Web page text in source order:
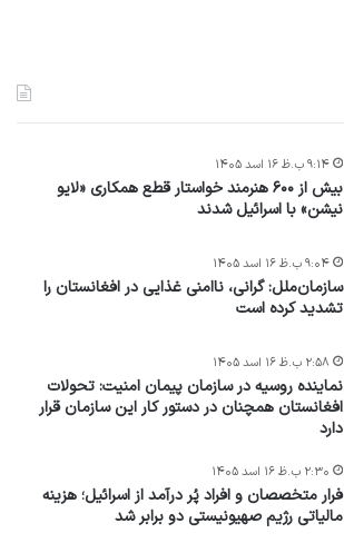
بیش از ۶۰۰ هنرمند خواستار قطع همکاری «لایو
نیشن» با اسرائیل شدند
۹:۱۴ ب.ظ ۱۶ اسد ۱۴۰۵
سازمان‌ملل: گرانی، ناامنی غذایی در افغانستان را
تشدید کرده است
۹:۰۴ ب.ظ ۱۶ اسد ۱۴۰۵
نماینده روسیه در سازمان پیمان امنیت: تحولات
افغانستان همچنان در دستور کار این سازمان قرار
دارد
۲:۵۸ ب.ظ ۱۶ اسد ۱۴۰۵
فرار متخصصان و افراد پُر درآمد از اسرائیل؛ هزینه
مالیاتی رژیم صهیونیستی دو برابر شد
۲:۳۰ ب.ظ ۱۶ اسد ۱۴۰۵